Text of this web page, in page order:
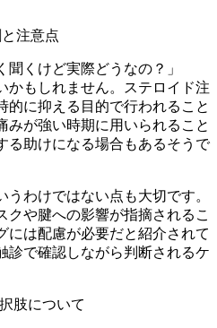
注意点
聞くけど実際どうなの？」
かもしれません。ステロイド注
的に抑える目的で行われること
みが強い時期に用いられること
る助けになる場合もあるそうで
わけではない点も大切です。
クや腱への影響が指摘されるこ
には配慮が必要だと紹介されて
診で確認しながら判断されるケ
肢について